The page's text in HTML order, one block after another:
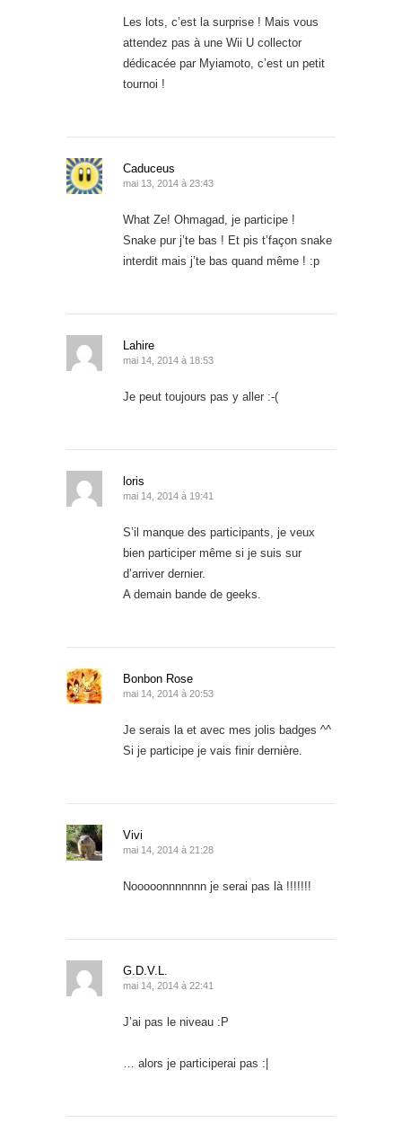
Les lots, c’est la surprise ! Mais vous
attendez pas à une Wii U collector
dédicacée par Myiamoto, c’est un petit
tournoi !
Caduceus
mai 13, 2014 à 23:43
What Ze! Ohmagad, je participe !
Snake pur j’te bas ! Et pis t’façon snake
interdit mais j’te bas quand même ! :p
Lahire
mai 14, 2014 à 18:53
Je peut toujours pas y aller :-(
loris
mai 14, 2014 à 19:41
S’il manque des participants, je veux
bien participer même si je suis sur
d’arriver dernier.
A demain bande de geeks.
Bonbon Rose
mai 14, 2014 à 20:53
Je serais la et avec mes jolis badges ^^
Si je participe je vais finir dernière.
Vivi
mai 14, 2014 à 21:28
Nooooonnnnnnn je serai pas là !!!!!!!
G.D.V.L.
mai 14, 2014 à 22:41
J’ai pas le niveau :P
… alors je participerai pas :|